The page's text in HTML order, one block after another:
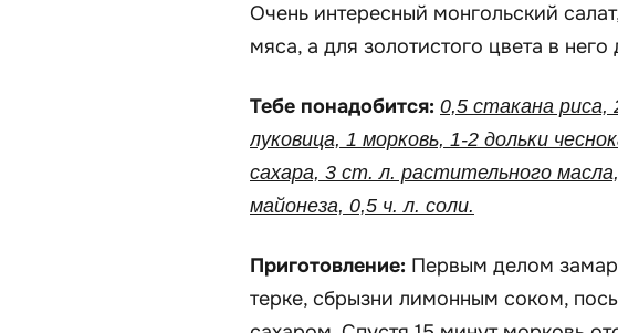
Очень интересный монгольский
мяса, а для золотистого цвета в
Тебе понадобится: 0,5 стакана
луковица, 1 морковь, 1-2 дольки
сахара, 3 ст. л. растительного
майонеза, 0,5 ч. л. соли.
Приготовление: Первым делом
терке, сбрызни лимонным соком,